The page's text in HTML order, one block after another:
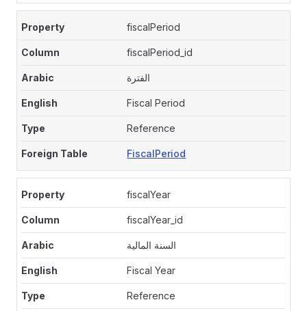
fiscalPeriod
fiscalPeriod_id
الفترة
Fiscal Period
Reference
FiscalPeriod
fiscalYear
fiscalYear_id
السنة المالية
Fiscal Year
Reference